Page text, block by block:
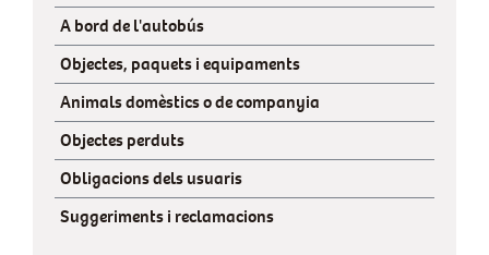
A bord de l'autobús
Objectes, paquets i equipaments
Animals domèstics o de companyia
Objectes perduts
Obligacions dels usuaris
Suggeriments i reclamacions